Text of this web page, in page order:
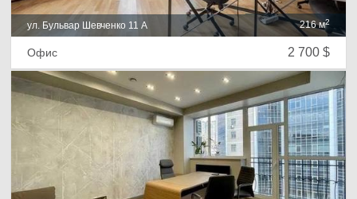
ул. Бульвар Шевченко 11 А 216 м2
2 700 $
Офис